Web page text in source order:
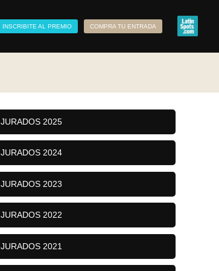
INSCRIBITE AL PREMIO COMPRA TU ENTRADA
JURADOS 2025
JURADOS 2024
JURADOS 2023
JURADOS 2022
JURADOS 2021